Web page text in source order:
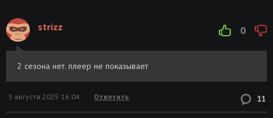
0
strizz
2 сезона нет. плеер не показывает
11
3 августа 2025 16:04 Ответить